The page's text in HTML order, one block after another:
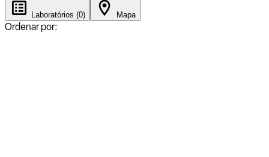
Laboratórios (0) Mapa
Ordenar por: